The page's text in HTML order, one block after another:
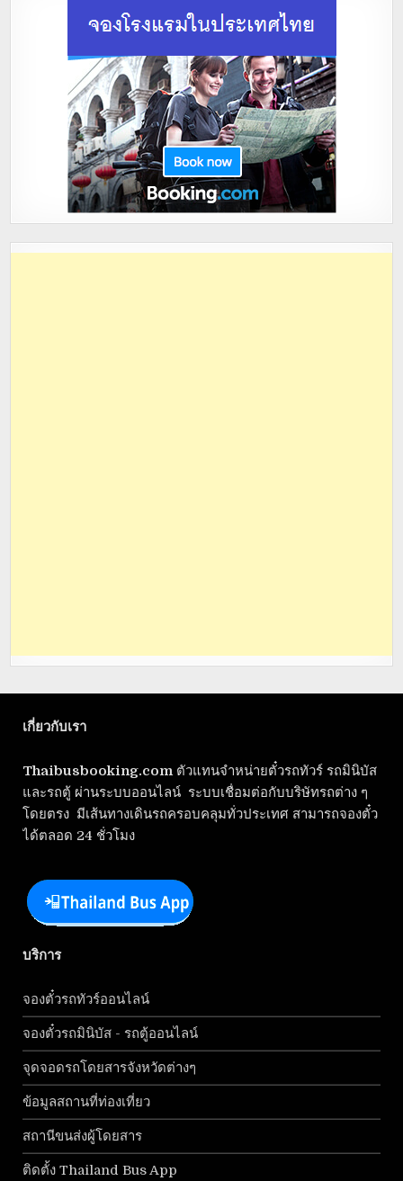
เกี่ยวกับเรา
Thaibusbooking.com ตัวแทนจำหน่ายตั๋วรถทัวร์ รถมินิบัส
และรถตู้ ผ่านระบบออนไลน์ ระบบเชื่อมต่อกับบริษัทรถต่าง ๆ
โดยตรง มีเส้นทางเดินรถครอบคลุมทั่วประเทศ สามารถจองตั๋ว
ได้ตลอด 24 ชั่วโมง
บริการ
จองตั๋วรถทัวร์ออนไลน์
จองตั๋วรถมินิบัส - รถตู้ออนไลน์
จุดจอดรถโดยสารจังหวัดต่างๆ
ข้อมูลสถานที่ท่องเที่ยว
สถานีขนส่งผู้โดยสาร
ติดตั้ง Thailand Bus App